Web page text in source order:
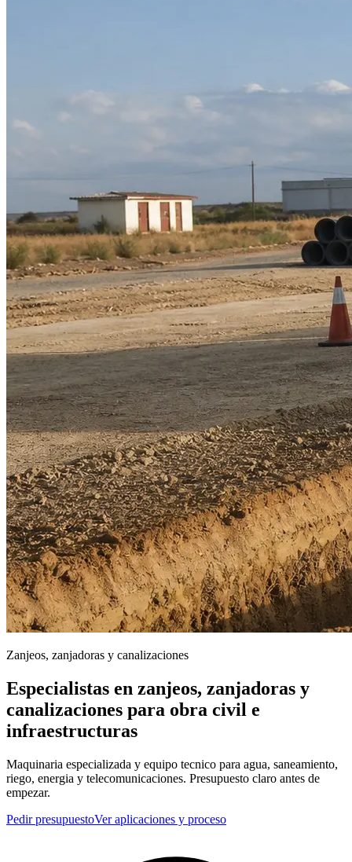
Zanjeos, zanjadoras y canalizaciones
Especialistas en zanjeos, zanjadoras y
canalizaciones para obra civil e
infraestructuras
Maquinaria especializada y equipo tecnico para agua, saneamiento,
riego, energia y telecomunicaciones. Presupuesto claro antes de
empezar.
Pedir presupuestoVer aplicaciones y proceso